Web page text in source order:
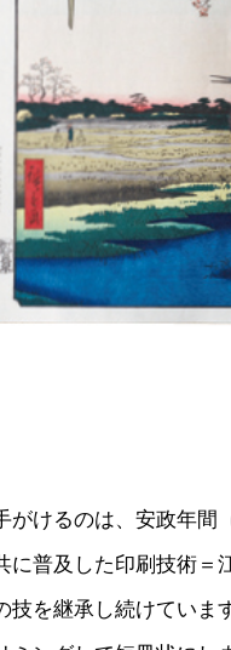
がけるのは、安政年間
に普及した印刷技術＝
技を継承し続けてい